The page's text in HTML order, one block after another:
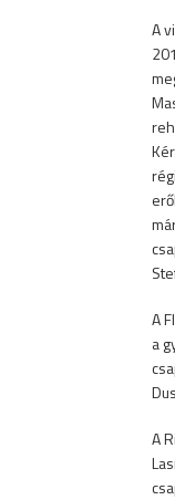
A
A
a
A